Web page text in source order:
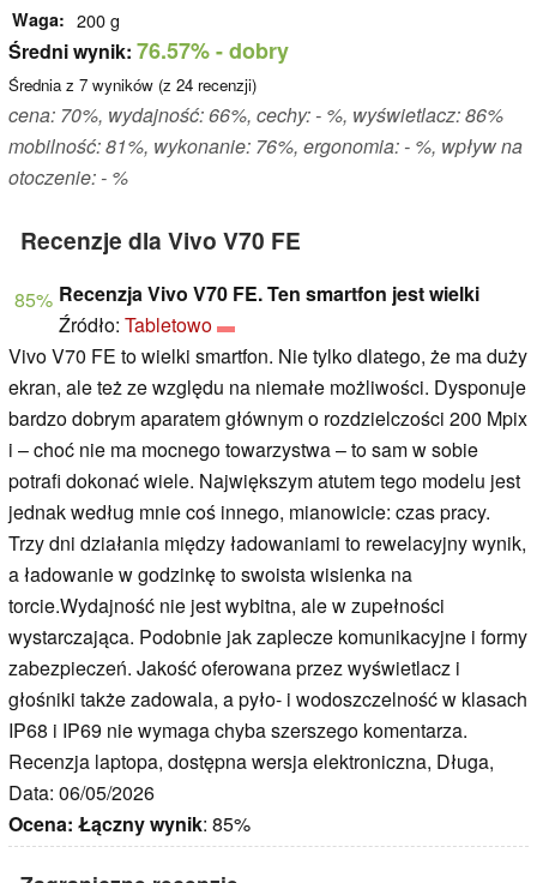
Waga 200 g
Średni wynik: 76.57%- dobry
Średnia z 7 wyników (z 24 recenzji)
cena: 70%, wydajność: 66%, cechy: - %, wyświetlacz: 86%
mobilność: 81%, wykonanie: 76%, ergonomia: - %, wpływ na
otoczenie: - %
Recenzje dla Vivo V70 FE
85% Recenzja Vivo V70 FE. Ten smartfon jest wielki
Źródło: Tabletowo
Vivo V70 FE to wielki smartfon. Nie tylko dlatego, że ma duży
ekran, ale też ze względu na niemałe możliwości. Dysponuje
bardzo dobrym aparatem głównym o rozdzielczości 200 Mpix
i – choć nie ma mocnego towarzystwa – to sam w sobie
potrafi dokonać wiele. Największym atutem tego modelu jest
jednak według mnie coś innego, mianowicie: czas pracy.
Trzy dni działania między ładowaniami to rewelacyjny wynik,
a ładowanie w godzinkę to swoista wisienka na
torcie.Wydajność nie jest wybitna, ale w zupełności
wystarczająca. Podobnie jak zaplecze komunikacyjne i formy
zabezpieczeń. Jakość oferowana przez wyświetlacz i
głośniki także zadowala, a pyło- i wodoszczelność w klasach
IP68 i IP69 nie wymaga chyba szerszego komentarza.
Recenzja laptopa, dostępna wersja elektroniczna, Długa,
Data: 06/05/2026
Ocena: Łączny wynik: 85%